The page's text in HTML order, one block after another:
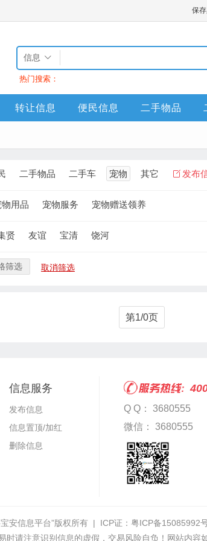
保
信息
热门搜索：
转让信息 便民信息 二手物品
二手物品 二手车 宠物 其它 发布
物用品 宠物服务 宠物赠送领养
贤 友谊 宝清 饶河
筛选 取消筛选
第1/0页
信息服务
发布信息
信息置顶/加红
删除信息
Q Q： 3680555
微信： 3680555
安信息平台”版权所有 | ICP证： 粤ICP备15085992
时请注意识别信息的虚假，交易风险自负！网站内